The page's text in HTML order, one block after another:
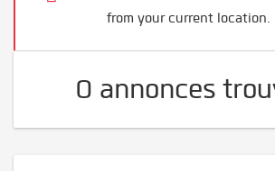
from your current location.
0 annonces